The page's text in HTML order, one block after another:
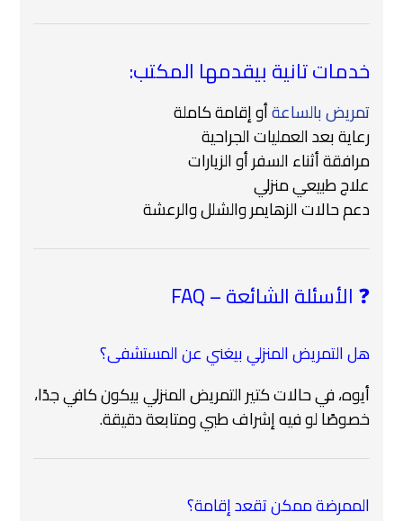
خدمات تانية بيقدمها المكتب:
تمريض بالساعةأو إقامة كاملة
رعاية بعد العمليات الجراحية
مرافقة أثناء السفر أو الزيارات
علاج طبيعي منزلي
دعم حالات الزهايمر والشلل والرعشة
❓ الأسئلة الشائعة – FAQ
هل التمريض المنزلي بيغني عن المستشفى؟
أيوه، في حالات كتير التمريض المنزلي بيكون كافي جدًا،
خصوصًا لو فيه إشراف طبي ومتابعة دقيقة.
الممرضة ممكن تقعد إقامة؟